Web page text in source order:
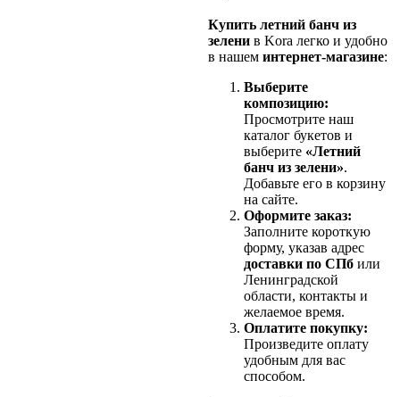
Купить летний банч из
зеленив Kora легко и удобно
в нашем интернет-магазине:
Выберите
композицию:
Просмотрите наш
каталог букетов и
выберите «Летний
банч из зелени».
Добавьте его в корзину
на сайте.
Оформите заказ:
Заполните короткую
форму, указав адрес
доставки по СПбили
Ленинградской
области, контакты и
желаемое время.
Оплатите покупку:
Произведите оплату
удобным для вас
способом.